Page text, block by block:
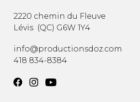
2220 chemin du Fleuve
Lévis (QC) G6W 1Y4
info@productionsdoz.com
418 834-8384